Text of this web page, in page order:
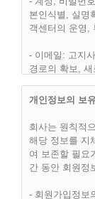
(2) “핫슈머
는 이 약관을
없이 이를 사전
(3) 이용고객
스" 이용을 중
효력발생일 이
에 대한 이용고
제 3 조 (약관
본인식별, 실명
객센터의 운영,
- 이메일: 고지
경로의 확보,
인가 사용방지,
- 그 외 선택항
됩니다.
개인정보의 보
회사는 원칙적
해당 정보를 지
여 보존할 필요
간 동안 회원정
- 회원가입정보